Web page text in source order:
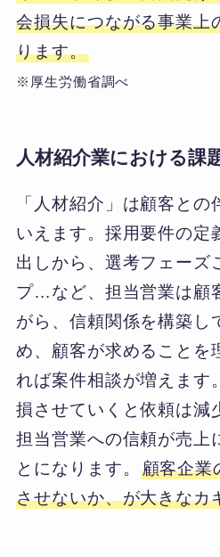
会損失につながる事業上
ります。
※厚生労働省調べ
人材紹介業における課
「人材紹介」は顧客と
いえます。採用要件の定
出しから、選考フェーズ
プ…など、担当営業は顧
がら、信頼関係を構築し
め、顧客が求めることを
れば案件相談が増えます
損させていくと依頼は減
担当営業への信頼が売上
とになります。 顧客企業
させないか、が大きなカ